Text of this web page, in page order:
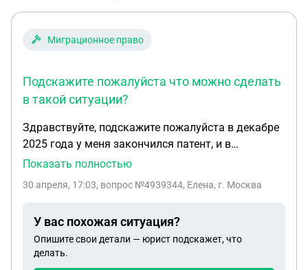
Миграционное право
Подскажите пожалуйста что можно сделать
в такой ситуации?
Здравствуйте, подскажите пожалуйста в декабре
2025 года у меня закончился патент, и в
дальнейшем продлевал регистрацию на
момент мне нужно было ставить печать в
осведомлен об этом, узнал спустя 4 месяца.
Обращался в мвд и мфц сотрудники сказали что
мне нужно выехать из страны и через год
Показать полностью
30 апреля, 17:03, вопрос №4939344, Елена, г. Москва
У вас похожая ситуация?
Опишите свои детали — юрист подскажет, что
делать.